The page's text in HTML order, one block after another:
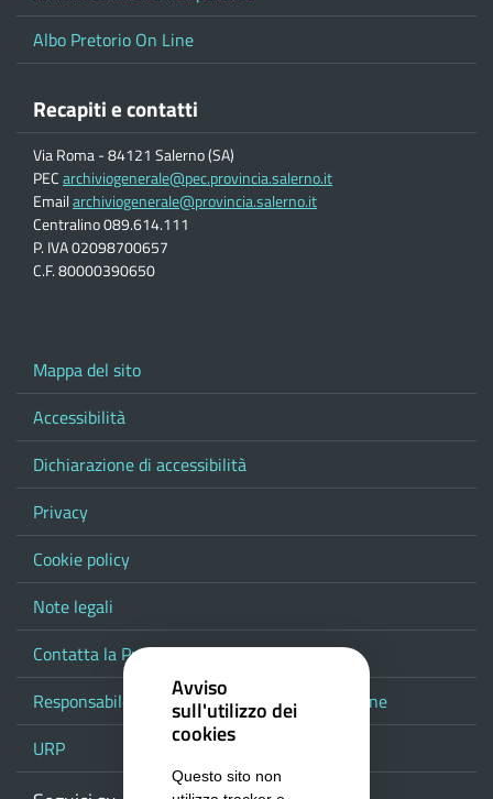
Albo Pretorio On Line
Recapiti e contatti
Via Roma - 84121 Salerno (SA)
PECarchiviogenerale@pec.provincia.salerno.it
Emailarchiviogenerale@provincia.salerno.it
Centralino 089.614.111
P. IVA 02098700657
C.F. 80000390650
Mappa del sito
Accessibilità
Dichiarazione di accessibilità
Privacy
Cookie policy
Note legali
Contatta la Provincia
Responsabile del procedimento di pubblicazione
URP
Avviso
sull'utilizzo dei
cookies
Questo sito non